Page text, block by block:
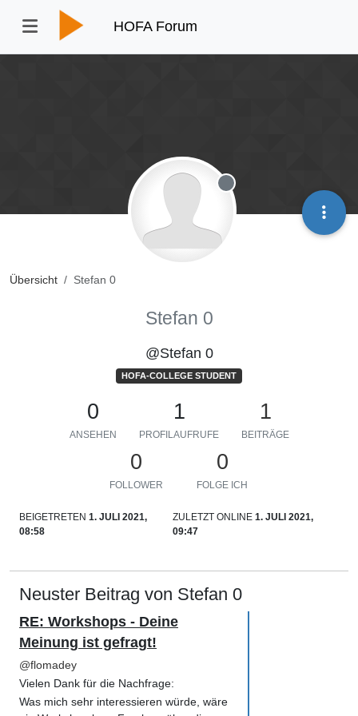
HOFA Forum
Übersicht Stefan 0
Offline
Stefan 0
@Stefan 0
HOFA-COLLEGE STUDENT
0
ANSEHEN
1
PROFILAUFRUFE
1
BEITRÄGE
0
FOLLOWER
0
FOLGE ICH
BEIGETRETEN 1. JULI 2021,
08:58
ZULETZT ONLINE 1. JULI 2021,
09:47
Neuster Beitrag von Stefan 0
RE: Workshops - Deine
Meinung ist gefragt!
@flomadey
Vielen Dank für die Nachfrage:
Was mich sehr interessieren würde, wäre